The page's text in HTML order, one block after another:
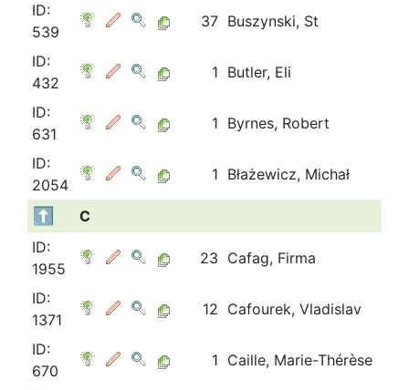
ID:
539
37 Buszynski, St
ID:
432
1 Butler, Eli
ID:
631
1 Byrnes, Robert
ID:
2054
1 Błażewicz, Michał
C
ID:
1955
23 Cafag, Firma
ID:
1371
12 Cafourek, Vladislav
ID:
670
1 Caille, Marie-Thérèse